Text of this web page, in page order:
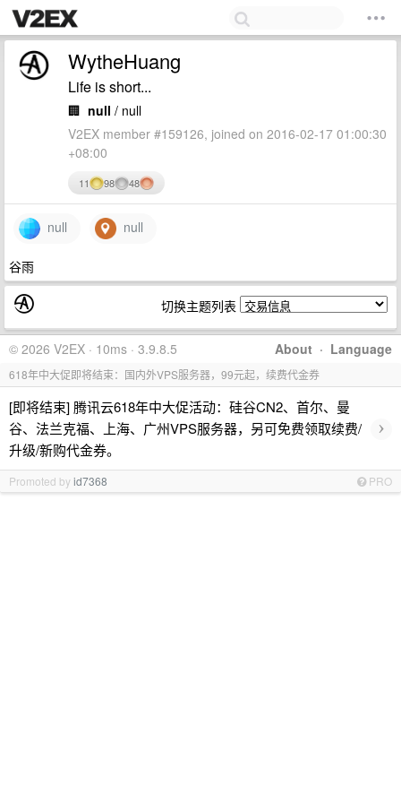
WytheHuang
Life is short...
🏢 null / null
V2EX member #159126, joined on 2016-02-17 01:00:30
+08:00
11 98 48
null null
谷雨
切换主题列表
About · Language
© 2026 V2EX · 10ms · 3.9.8.5
618年中大促即将结束：国内外VPS服务器，99元起，续费代金券
[即将结束] 腾讯云618年中大促活动：硅谷CN2、首尔、曼
谷、法兰克福、上海、广州VPS服务器，另可免费领取续费/
升级/新购代金券。
›
Promoted byid7368 PRO